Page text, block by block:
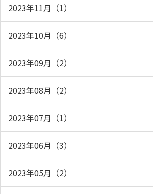
2023年11月（1）
2023年10月（6）
2023年09月（2）
2023年08月（2）
2023年07月（1）
2023年06月（3）
2023年05月（2）